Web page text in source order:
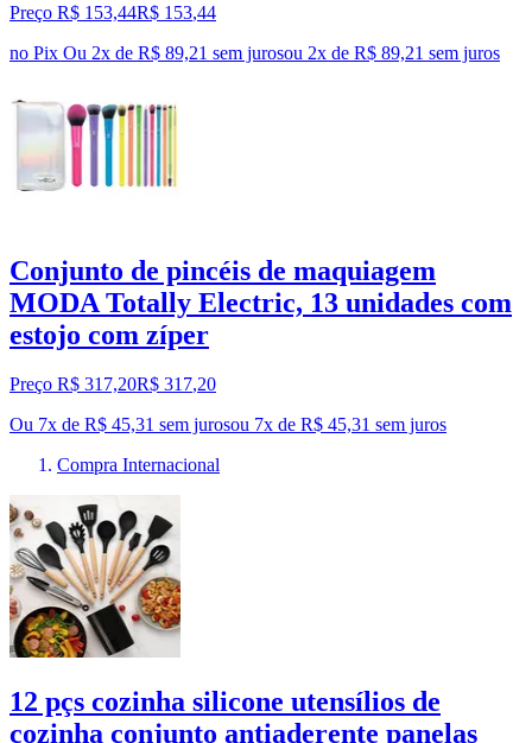
Preço R$ 153,44R$ 153,44
no Pix Ou 2x de R$ 89,21 sem jurosou 2x de R$ 89,21 sem juros
Conjunto de pincéis de maquiagem
MODA Totally Electric, 13 unidades com
estojo com zíper
Preço R$ 317,20R$ 317,20
Ou 7x de R$ 45,31 sem jurosou 7x de R$ 45,31 sem juros
Compra Internacional
12 pçs cozinha silicone utensílios de
cozinha conjunto antiaderente panelas